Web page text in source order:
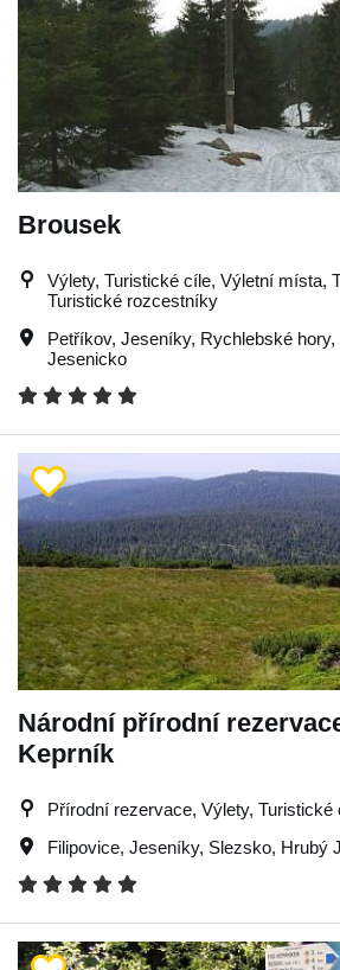
Brousek
Výlety, Turistické cíle, Výletní místa,
Turistické rozcestníky
Petříkov, Jeseníky, Rychlebské hory,
Jesenicko
Národní přírodní
Keprník
Přírodní rezervace, Výlety,
Filipovice, Jeseníky, Slezsko, Hrubý